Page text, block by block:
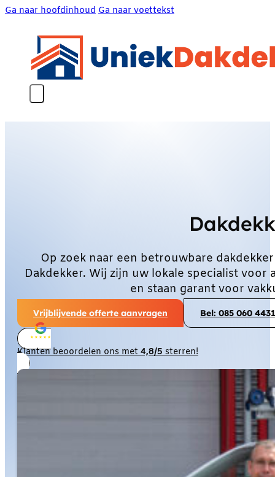
Ga naar hoofdinhoud Ga naar voettekst
Op zoek naar een betrouwbare
Dakdekker. Wij zijn uw lokale specialist
en staan garant voor
Vrijblijvende offerte aanvragen Bel: 085 060 4431
Klanten beoordelen ons met4,8/5sterren!